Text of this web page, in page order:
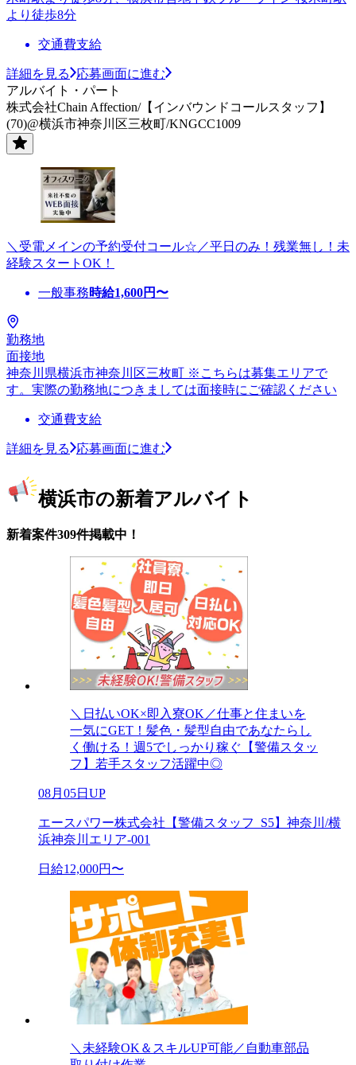
より徒歩8分
交通費支給
詳細を見る
応募画面に進む
アルバイト・パート
株式会社Chain Affection/【インバウンドコールスタッフ】
(70)@横浜市神奈川区三枚町/KNGCC1009
＼受電メインの予約受付コール☆／平日のみ！残業無し！未
経験スタートOK！
一般事務時給1,600円〜
勤務地
面接地
神奈川県横浜市神奈川区三枚町 ※こちらは募集エリアで
す。実際の勤務地につきましては面接時にご確認ください
交通費支給
詳細を見る 応募画面に進む
横浜市の新着アルバイト
新着案件309件掲載中！
＼日払いOK×即入寮OK／仕事と住まいを
一気にGET！髪色・髪型自由であなたらし
く働ける！週5でしっかり稼ぐ【警備スタッ
フ】若手スタッフ活躍中◎
08月05日UP
エースパワー株式会社【警備スタッフ_S5】神奈川/横
浜神奈川エリア-001
日給12,000円〜
＼未経験OK＆スキルUP可能／自動車部品